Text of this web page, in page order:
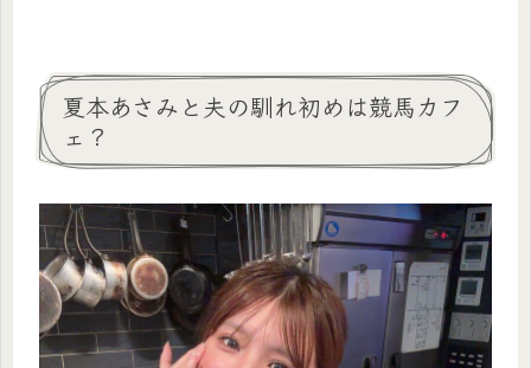
夏本あさみと夫の馴れ初めは競馬カフ
ェ？